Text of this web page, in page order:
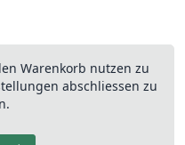
Warenkorb nutzen zu
abschliessen zu